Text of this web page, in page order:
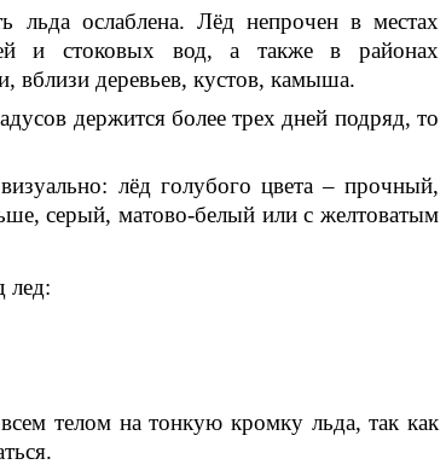
льда ослаблена. Лёд непрочен в местах
и стоковых вод, а также в районах
вблизи деревьев, кустов, камыша.
держится более трех дней подряд, то
лёд голубого цвета – прочный,
серый, матово-белый или с желтоватым
лед:
телом на тонкую кромку льда, так как